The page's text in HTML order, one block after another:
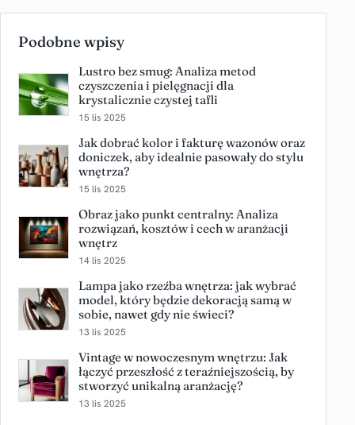
Podobne wpisy
Lustro bez smug: Analiza metod
czyszczenia i pielęgnacji dla
krystalicznie czystej tafli
15 lis 2025
Jak dobrać kolor i fakturę wazonów oraz
doniczek, aby idealnie pasowały do stylu
wnętrza?
15 lis 2025
Obraz jako punkt centralny: Analiza
rozwiązań, kosztów i cech w aranżacji
wnętrz
14 lis 2025
Lampa jako rzeźba wnętrza: jak wybrać
model, który będzie dekoracją samą w
sobie, nawet gdy nie świeci?
13 lis 2025
Vintage w nowoczesnym wnętrzu: Jak
łączyć przeszłość z teraźniejszością, by
stworzyć unikalną aranżację?
13 lis 2025